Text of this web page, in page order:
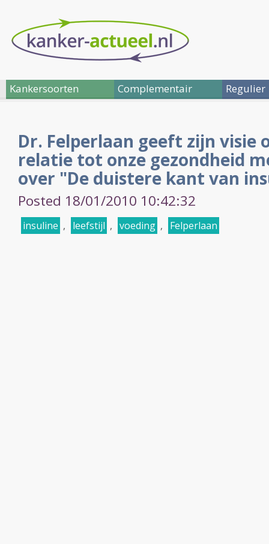
Kankersoorten Complementair Regulier
Dr. Felperlaan geeft zijn visie
relatie tot onze gezondheid
over "De duistere kant van
Posted 18/01/2010 10:42:32
insuline , leefstijl , voeding , Felperlaan